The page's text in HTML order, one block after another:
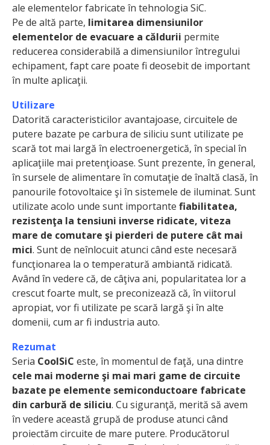
ale elementelor fabricate în tehnologia SiC.
Pe de altă parte, limitarea dimensiunilor
elementelor de evacuare a căldurii permite
reducerea considerabilă a dimensiunilor întregului
echipament, fapt care poate fi deosebit de important
în multe aplicaţii.
Utilizare
Datorită caracteristicilor avantajoase, circuitele de
putere bazate pe carbura de siliciu sunt utilizate pe
scară tot mai largă în electroenergetică, în special în
aplicaţiile mai pretenţioase. Sunt prezente, în general,
în sursele de alimentare în comutaţie de înaltă clasă, în
panourile fotovoltaice şi în sistemele de iluminat. Sunt
utilizate acolo unde sunt importante fiabilitatea,
rezistenţa la tensiuni inverse ridicate, viteza
mare de comutare şi pierderi de putere cât mai
mici. Sunt de neînlocuit atunci când este necesară
funcţionarea la o temperatură ambiantă ridicată.
Având în vedere că, de câţiva ani, popularitatea lor a
crescut foarte mult, se preconizează că, în viitorul
apropiat, vor fi utilizate pe scară largă şi în alte
domenii, cum ar fi industria auto.
Rezumat
Seria CoolSiC este, în momentul de faţă, una dintre
cele mai moderne şi mai mari game de circuite
bazate pe elemente semiconductoare fabricate
din carbură de siliciu. Cu siguranţă, merită să avem
în vedere această grupă de produse atunci când
proiectăm circuite de mare putere. Producătorul